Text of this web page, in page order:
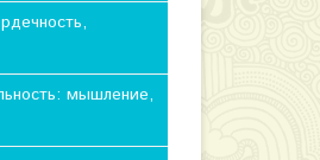
мышление,